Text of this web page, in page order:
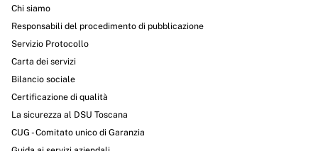
Chi siamo
Responsabili del procedimento di pubblicazione
Servizio Protocollo
Carta dei servizi
Bilancio sociale
Certificazione di qualità
La sicurezza al DSU Toscana
CUG - Comitato unico di Garanzia